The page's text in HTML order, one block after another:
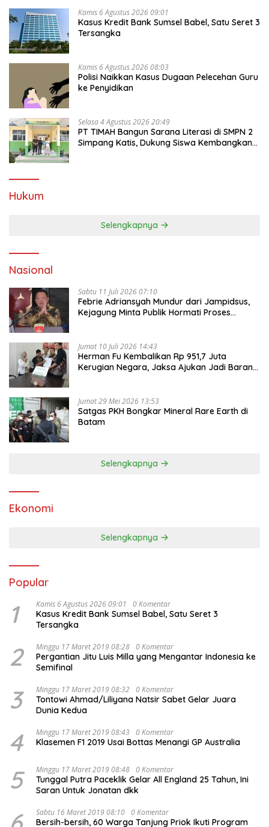
Kamis 6 Agustus 2026 09:01
Kasus Kredit Bank Sumsel Babel, Satu Seret 3
Tersangka
Kamis 6 Agustus 2026 08:03
Polisi Naikkan Kasus Dugaan Pelecehan Guru
ke Penyidikan
Selasa 4 Agustus 2026 20:49
PT TIMAH Bangun Sarana Literasi di SMPN 2
Simpang Katis, Dukung Siswa Kembangkan
Hukum
Selengkapnya
Nasional
Sabtu 11 Juli 2026 07:10
Febrie Adriansyah Mundur dari Jampidsus,
Kejagung Minta Publik Hormati Proses
Jumat 10 Juli 2026 14:43
Herman Fu Kembalikan Rp 951,7 Juta
Kerugian Negara, Jaksa Ajukan Jadi Barang
Jumat 29 Mei 2026 13:53
Satgas PKH Bongkar Mineral Rare Earth di
Selengkapnya
Ekonomi
Selengkapnya
Popular
1 Kamis 6 Agustus 2026 09:01 0 Komentar
Kasus Kredit Bank Sumsel Babel, Satu Seret 3
Tersangka
2 Minggu 17 Maret 2019 08:28 0 Komentar
Pergantian Jitu Luis Milla yang Mengantar Indonesia ke
Semifinal
3 Minggu 17 Maret 2019 08:32 0 Komentar
Tontowi Ahmad/Liliyana Natsir Sabet Gelar Juara
Dunia Kedua
4 Minggu 17 Maret 2019 08:43 0 Komentar
Klasemen F1 2019 Usai Bottas Menangi GP Australia
5 Minggu 17 Maret 2019 08:48 0 Komentar
Tunggal Putra Paceklik Gelar All England 25 Tahun, Ini
Saran Untuk Jonatan dkk
Sabtu 16 Maret 2019 08:10 0 Komentar
Bersih-bersih, 60 Warga Tanjung Priok Ikuti Program